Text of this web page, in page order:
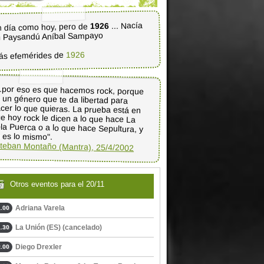
día como hoy, pero de 1926 ... Nacía
Paysandú Aníbal Sampayo
efemérides de 1926
eso es que hacemos rock, porque
un género que te da libertad para
lo que quieras. La prueba está en
hoy rock le dicen a lo que hace La
Puerca o a lo que hace Sepultura, y
es lo mismo".
Montaño (Mantra), 25/4/2002
Otros eventos para el 20/11
Adriana Varela
La Unión (ES) (cancelado)
Diego Drexler